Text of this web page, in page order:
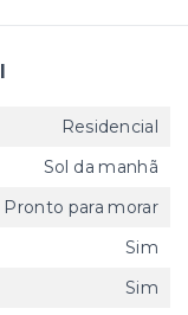
Residencial
Sol da manhã
Pronto para morar
Sim
Sim